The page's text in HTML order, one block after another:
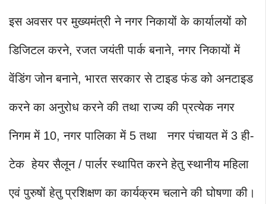
इस अवसर पर मुख्यमंत्री ने नगर निकायों के कार्यालयों को
डिजिटल करने, रजत जयंती पार्क बनाने, नगर निकायों में
वेंडिंग जोन बनाने, भारत सरकार से टाइड फंड को अनटाइड
करने का अनुरोध करने की तथा राज्य की प्रत्येक नगर
निगम में 10, नगर पालिका में 5 तथा नगर पंचायत में 3 ही-
टेक हेयर सैलून / पार्लर स्थापित करने हेतु स्थानीय महिला
एवं पुरुषों हेतु प्रशिक्षण का कार्यक्रम चलाने की घोषणा की।